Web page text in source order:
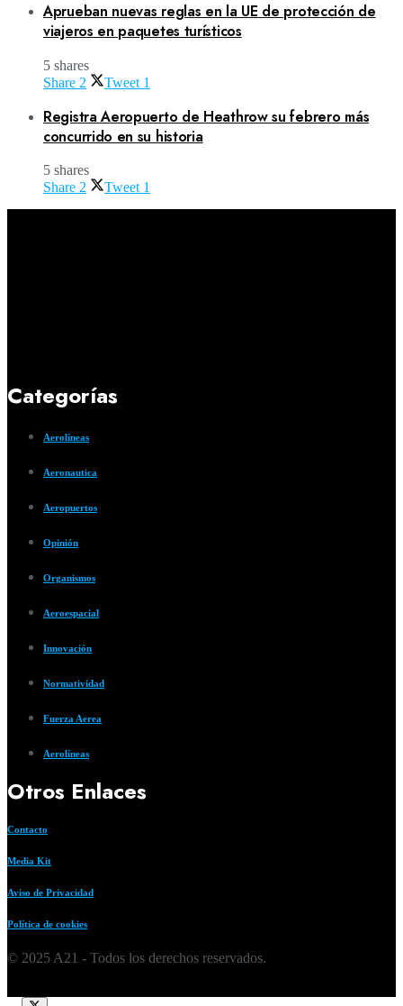
Aprueban nuevas reglas en la UE de protección de
viajeros en paquetes turísticos
5 shares
Share 2 Tweet 1
Registra Aeropuerto de Heathrow su febrero más
concurrido en su historia
5 shares
Share 2 Tweet 1
Categorías
Aerolíneas
Aeronautica
Aeropuertos
Opinión
Organismos
Aeroespacial
Innovación
Normatividad
Fuerza Aerea
Aerolíneas
Otros Enlaces
Contacto
Media Kit
Aviso de Privacidad
Política de cookies
© 2025 A21 - Todos los derechos reservados.